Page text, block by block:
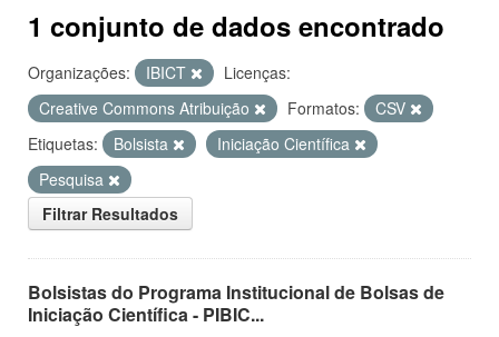
1 conjunto de dados encontrado
Organizações: IBICT
Licenças:
Creative Commons Atribuição
Formatos:
CSV
Etiquetas:
Bolsista
Iniciação Científica
Pesquisa
Filtrar Resultados
Bolsistas do Programa Institucional de Bolsas de
Iniciação Científica - PIBIC...